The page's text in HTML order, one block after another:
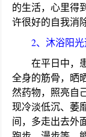
的生活，心里得
许很好的自我消
2、沐浴阳
在平日中，患
全身的筋骨，晒
然药物，照亮自
现冷淡低沉、萎
间，多走出去外